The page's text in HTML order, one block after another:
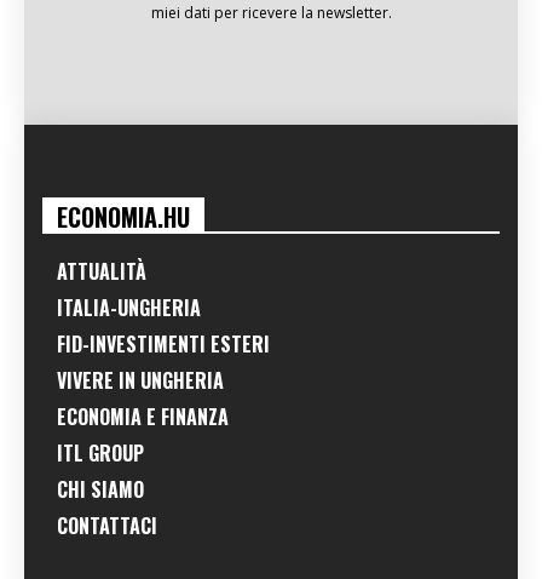
miei dati per ricevere la newsletter.
ECONOMIA.HU
ATTUALITÀ
ITALIA-UNGHERIA
FID-INVESTIMENTI ESTERI
VIVERE IN UNGHERIA
ECONOMIA E FINANZA
ITL GROUP
CHI SIAMO
CONTATTACI